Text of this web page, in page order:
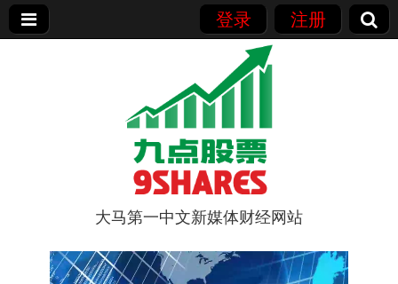
登录 注册
9点股票
大马第一中文新媒体财经网站